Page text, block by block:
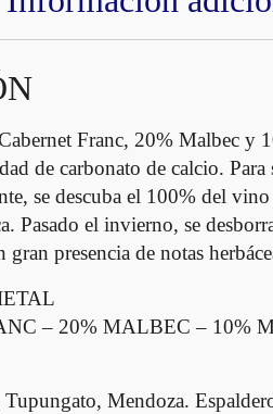
Franc, 20% Malbec y
de carbonato de calcio.
se descuba el 100% del
Pasado el invierno, se
presencia de notas
– 20% MALBEC – 10%
Mendoza.